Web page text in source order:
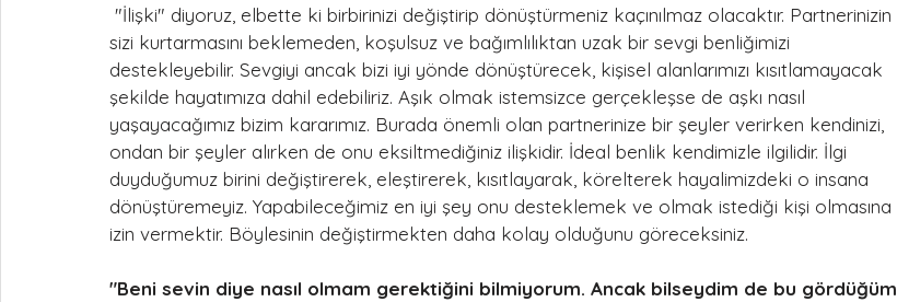
sizi kurtarmasını beklemeden, koşulsuz ve bağımlılıktan uzak bir sevgi benliğimizi
destekleyebilir. Sevgiyi ancak bizi iyi yönde dönüştürecek, kişisel alanlarımızı kısıtlamayacak
şekilde hayatımıza dahil edebiliriz. Aşık olmak istemsizce gerçekleşse de aşkı nasıl
yaşayacağımız bizim kararımız. Burada önemli olan partnerinize bir şeyler verirken kendinizi,
ondan bir şeyler alırken de onu eksiltmediğiniz ilişkidir. İdeal benlik kendimizle ilgilidir. İlgi
duyduğumuz birini değiştirerek, eleştirerek, kısıtlayarak, körelterek hayalimizdeki o insana
dönüştüremeyiz. Yapabileceğimiz en iyi şey onu desteklemek ve olmak istediği kişi olmasına
izin vermektir. Böylesinin değiştirmekten daha kolay olduğunu göreceksiniz.
"Beni sevin diye nasıl olmam gerektiğini bilmiyorum. Ancak bilseydim de bu gördüğüm